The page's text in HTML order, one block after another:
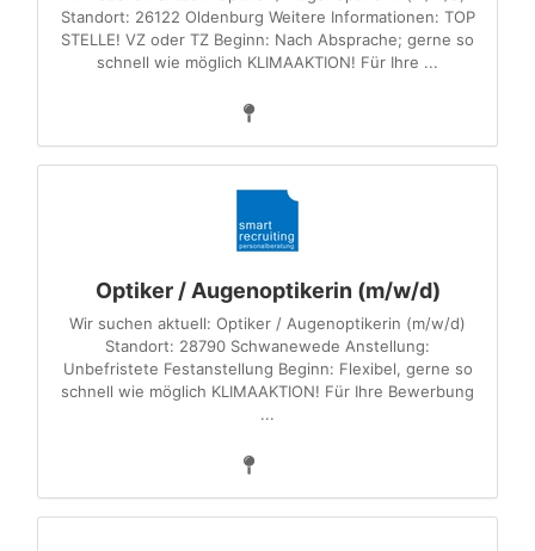
Standort: 26122 Oldenburg Weitere Informationen: TOP
STELLE! VZ oder TZ Beginn: Nach Absprache; gerne so
schnell wie möglich KLIMAAKTION! Für Ihre ...
Optiker / Augenoptikerin (m/w/d)
Wir suchen aktuell: Optiker / Augenoptikerin (m/w/d)
Standort: 28790 Schwanewede Anstellung:
Unbefristete Festanstellung Beginn: Flexibel, gerne so
schnell wie möglich KLIMAAKTION! Für Ihre Bewerbung
...